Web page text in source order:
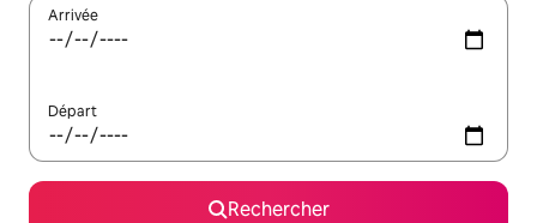
Arrivée
Départ
Rechercher